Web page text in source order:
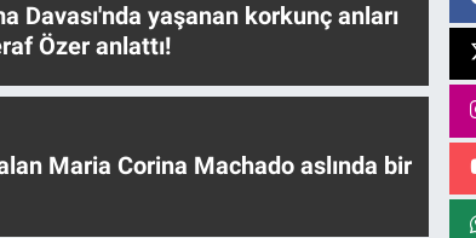
Davası'nda yaşanan korkunç anları
Özer anlattı!
Maria Corina Machado aslında bir